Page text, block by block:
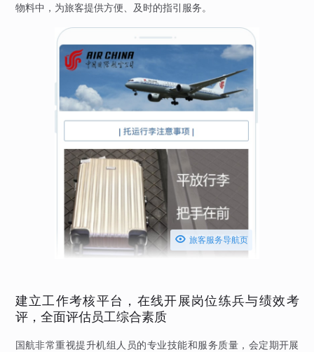
物料中，为旅客提供方便、及时的指引服务。
 旅客服务导航页
建立工作考核平台，在线开展岗位练兵与绩效考
评，全面评估员工综合素质
国航非常重视提升机组人员的专业技能和服务质量，会定期开展